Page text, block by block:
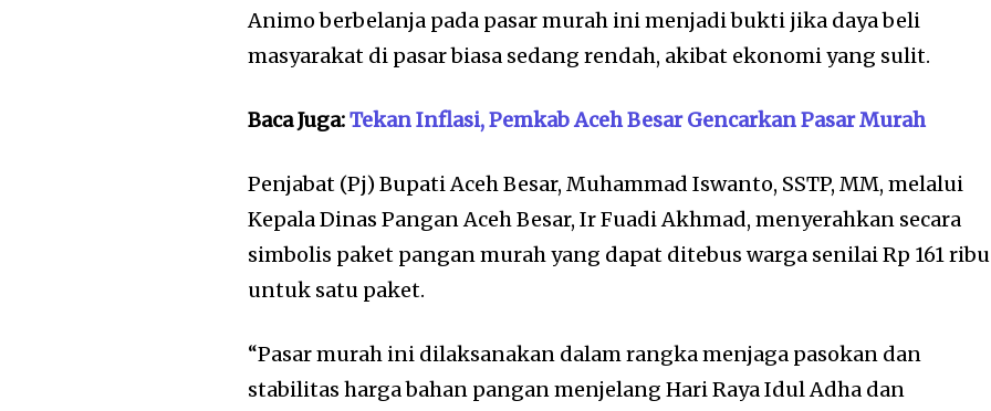
Animo berbelanja pada pasar murah ini menjadi bukti jika daya beli
masyarakat di pasar biasa sedang rendah, akibat ekonomi yang sulit.
Baca Juga:Tekan Inflasi, Pemkab Aceh Besar Gencarkan Pasar Murah
Penjabat (Pj) Bupati Aceh Besar, Muhammad Iswanto, SSTP, MM, melalui
Kepala Dinas Pangan Aceh Besar, Ir Fuadi Akhmad, menyerahkan secara
simbolis paket pangan murah yang dapat ditebus warga senilai Rp 161 ribu
untuk satu paket.
“Pasar murah ini dilaksanakan dalam rangka menjaga pasokan dan
stabilitas harga bahan pangan menjelang Hari Raya Idul Adha dan